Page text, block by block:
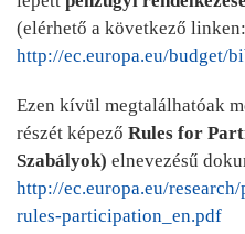
(elérhető a következő linken:
http://ec.europa.eu/budget/
Ezen kívül megtalálhatóak
részét képező Rules for
Szabályok) elnevezésű
http://ec.europa.eu/
rules-participation_en.pdf